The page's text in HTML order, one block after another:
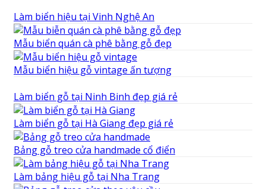
Làm biển hiệu tại Vinh Nghệ An
Mẫu biển quán cà phê bằng gỗ đẹp
Mẫu biển hiệu gỗ vintage ấn tượng
Làm biển gỗ tại Ninh Binh đẹp giá rẻ
Làm biển gỗ tại Hà Giang đẹp giá rẻ
Bảng gỗ treo cửa handmade cổ điển
Làm bảng hiệu gỗ tại Nha Trang